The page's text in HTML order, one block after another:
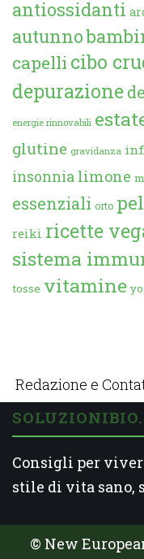
antiossidanti
autunno
capelli cibo
depurazione
energie rinnovabili
glutine gravidanza
insonnia limone
essenziali orto
reiki ricette
sistema
tosse vitamine
Redazione e
Consigli per
stile di vita sano,
© New